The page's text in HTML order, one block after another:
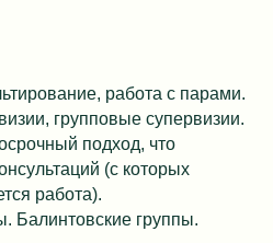
работа с парами.
групповые супервизии.
подход, что
(с которых
работа).
Балинтовские группы.